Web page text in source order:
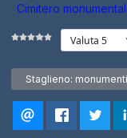
Cimitero
Valuta
Articolo precedente:
Staglieno: